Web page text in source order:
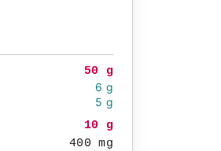
50 g
6 g
5 g
10 g
400 mg